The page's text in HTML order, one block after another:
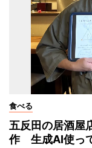
食べる
五反田の居酒屋
作 生成AI使っ